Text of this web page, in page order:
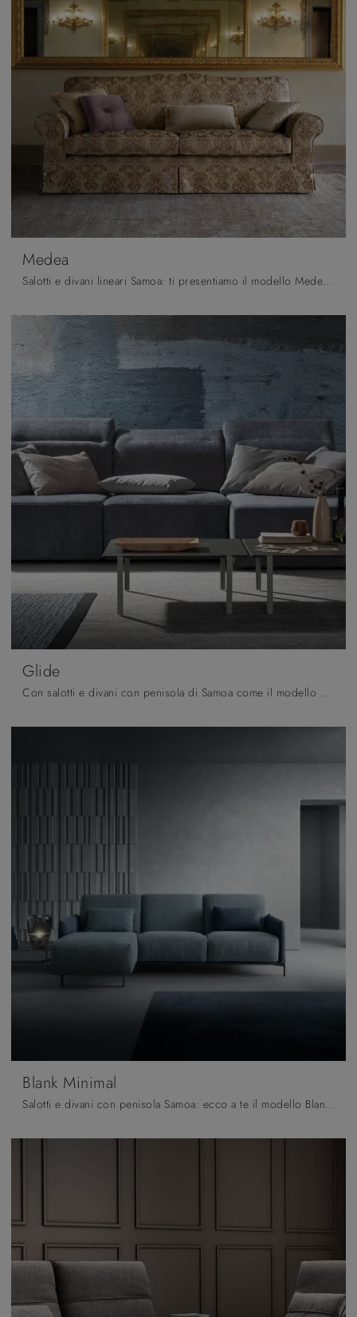
Medea
Salotti e divani lineari Samoa: ti presentiamo il modello Medea in tessuto per arricchire la zona giorno.
Glide
Con salotti e divani con penisola di Samoa come il modello Glide in tessuto, potrai completare il tuo concept d'arredo.
Blank Minimal
Salotti e divani con penisola Samoa: ecco a te il modello Blank Minimal in tessuto per arricchire il living.